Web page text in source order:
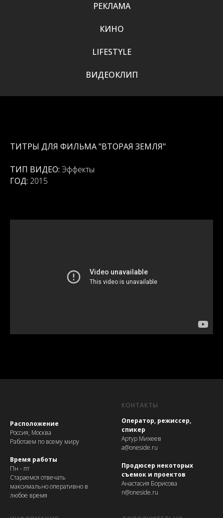
РЕКЛАМА
КИНО
LIFESTYLE
ВИДЕОКЛИП
ТИТРЫ ДЛЯ ФИЛЬМА "ВТОРАЯ ЗЕМЛЯ"
ТИП ВИДЕО: Эффекты
ГОД: 2015
Расположение
Россия, Москва
Работаем по всему миру
Время работы
Пн - пт
Стараемся отвечать
максимально оперативно в
любое время
КОНТАКТЫ
Оператор, режиссер,
спикер
Артур Михеев
a@oneside.ru
Продюсер некоторых
съемок и проектов
Анастасия Борисова
n@oneside.ru